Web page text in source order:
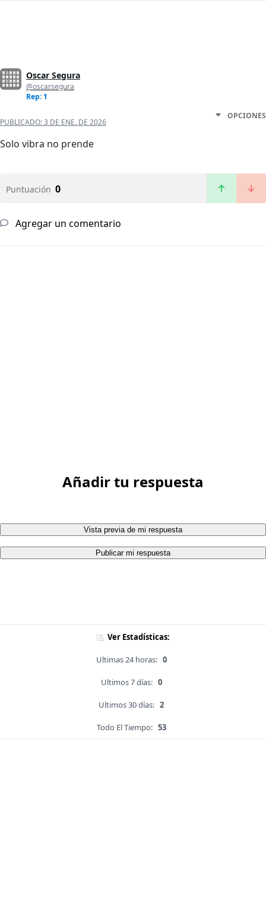
Oscar Segura
@oscarsegura
Rep: 1
PUBLICADO:3 DE ENE. DE 2026
OPCIONES
Solo vibra no prende
Puntuación 0
Agregar un comentario
Añadir tu respuesta
Vista previa de mi respuesta
Publicar mi respuesta
Ver Estadísticas:
Ultimas 24 horas: 0
Ultimos 7 días: 0
Ultimos 30 días: 2
Todo El Tiempo: 53